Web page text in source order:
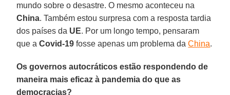
mundo sobre o desastre. O mesmo aconteceu na
China. Também estou surpresa com a resposta tardia
dos países da UE. Por um longo tempo, pensaram
que aCovid-19 fosse apenas um problema daChina.
Os governos autocráticos estão respondendo de
maneira mais eficaz à pandemia do que as
democracias?